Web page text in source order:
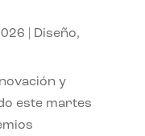
Diseño,
y
este martes